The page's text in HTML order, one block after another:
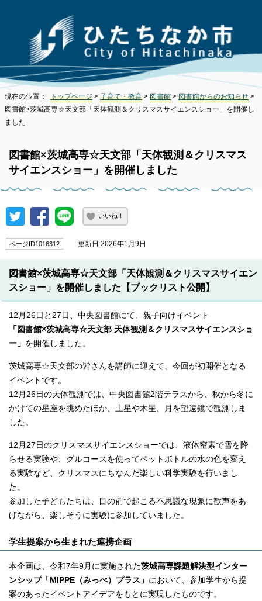
現在の位置： トップページ > 子育て・教育 > 図書館 > 図書館からのお知らせ >
図書館×茨城高専☆天文部「天体観測＆クリスマスサイエンスショー」を開催し
ました
図書館×茨城高専☆天文部「天体観測＆クリスマス
サイエンスショー」を開催しました
いいね！
ページID1016312 更新日 2026年1月9日
図書館×茨城高専☆天文部「天体観測＆クリスマスサイエン
スショー」を開催しました【ブックリスト公開】
12月26日と27日、中央図書館にて、親子向けイベント
「図書館×茨城高専☆天文部 天体観測＆クリスマスサイエンスショ
ー」 を開催しました。
茨城高専☆天文部の皆さんを講師に迎えて、今回が初開催となる
イベントです。
12月26日の天体観測では、中央図書館2階テラスから、秋から冬に
かけての星座を眺めたほか、土星や木星、月を望遠鏡で観測しま
した。
12月27日のクリスマスサイエンスショーでは、液体窒素で雪を降
らせる実験や、グルコースを使ってペットボトルの水の色を変え
る実験など、クリスマスにちなんだ楽しい科学実験を行いまし
た。
参加した子どもたちは、目の前で起こる不思議な現象に歓声をあ
げながら、楽しそうに実験に参加していました。
学生提案から生まれた連携企画
本企画は、令和7年9月に実施された茨城高専課題解決型インター
ンシップ「MIPPE（みっぺ）プラス」 において、参加学生から提
案のあったイベントアイデアをもとに実現したものです。